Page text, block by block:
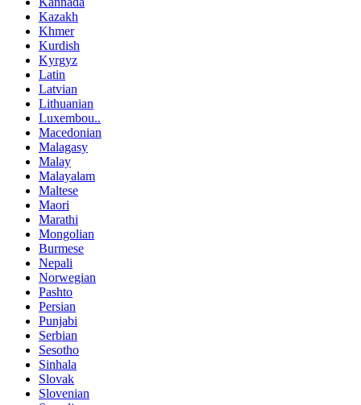
Kazakh
Khmer
Kurdish
Kyrgyz
Latin
Latvian
Lithuanian
Luxembou..
Macedonian
Malagasy
Malay
Malayalam
Maltese
Maori
Marathi
Mongolian
Burmese
Nepali
Norwegian
Pashto
Persian
Punjabi
Serbian
Sesotho
Sinhala
Slovak
Slovenian